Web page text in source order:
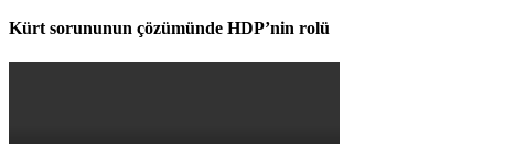
Kürt sorununun çözümünde HDP’nin rolü